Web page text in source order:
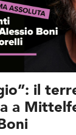
il
a